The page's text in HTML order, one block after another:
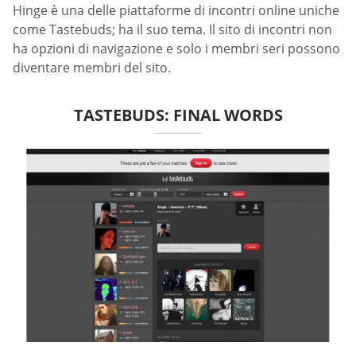
Hinge è una delle piattaforme di incontri online uniche
come Tastebuds; ha il suo tema. Il sito di incontri non
ha opzioni di navigazione e solo i membri seri possono
diventare membri del sito.
TASTEBUDS: FINAL WORDS